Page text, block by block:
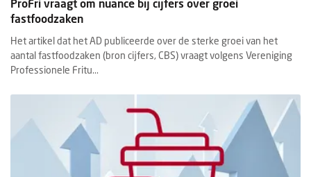
ProFri vraagt om nuance bij cijfers over groei
fastfoodzaken
Het artikel dat het AD publiceerde over de sterke groei van het
aantal fastfoodzaken (bron cijfers, CBS) vraagt volgens Vereniging
Professionele Fritu...